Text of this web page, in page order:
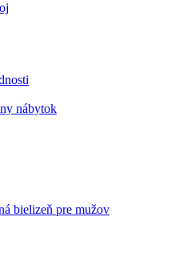
nábytok
bielizeň pre mužov